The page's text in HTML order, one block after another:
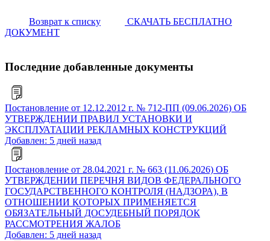
Возврат к списку
СКАЧАТЬ БЕСПЛАТНО
ДОКУМЕНТ
Последние добавленные документы
Постановление от 12.12.2012 г. № 712-ПП (09.06.2026) ОБ
УТВЕРЖДЕНИИ ПРАВИЛ УСТАНОВКИ И
ЭКСПЛУАТАЦИИ РЕКЛАМНЫХ КОНСТРУКЦИЙ
Добавлен: 5 дней назад
Постановление от 28.04.2021 г. № 663 (11.06.2026) ОБ
УТВЕРЖДЕНИИ ПЕРЕЧНЯ ВИДОВ ФЕДЕРАЛЬНОГО
ГОСУДАРСТВЕННОГО КОНТРОЛЯ (НАДЗОРА), В
ОТНОШЕНИИ КОТОРЫХ ПРИМЕНЯЕТСЯ
ОБЯЗАТЕЛЬНЫЙ ДОСУДЕБНЫЙ ПОРЯДОК
РАССМОТРЕНИЯ ЖАЛОБ
Добавлен: 5 дней назад